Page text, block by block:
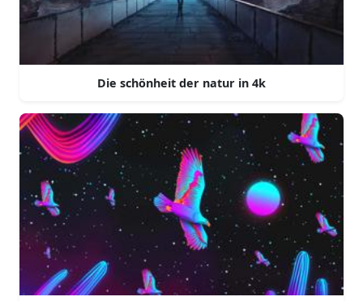
Die schönheit der natur in 4k